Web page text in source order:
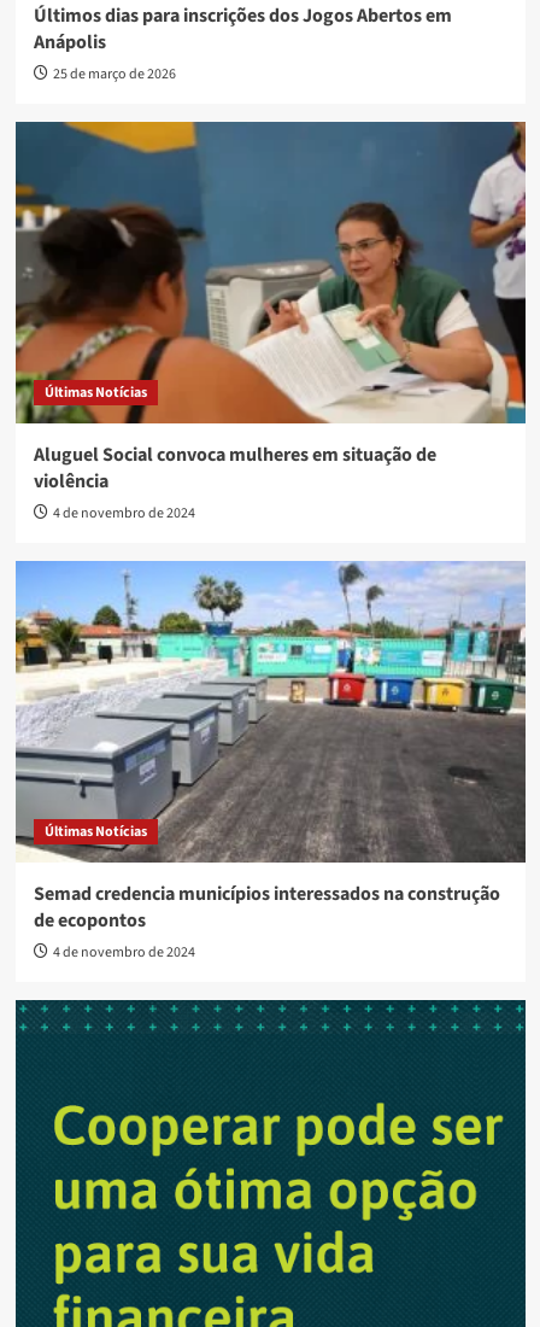
Últimos dias para inscrições dos Jogos Abertos em
Anápolis
25 de março de 2026
Últimas Notícias
Aluguel Social convoca mulheres em situação de
violência
4 de novembro de 2024
Últimas Notícias
Semad credencia municípios interessados na construção
de ecopontos
4 de novembro de 2024